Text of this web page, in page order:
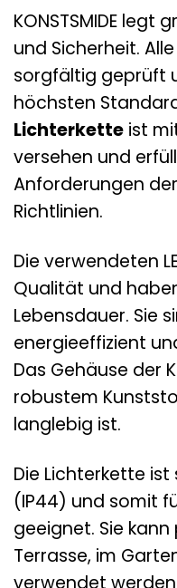
KONSTSMIDE
und Sicherheit.
sorgfältig geprüft
höchsten
Lichterkette ist
versehen und
Anforderungen
Richtlinien.
Die verwendeten
Qualität und
Lebensdauer. Sie
energieeffizient
Das Gehäuse der
robustem
langlebig ist.
Die Lichterkette
(IP44) und somit
geeignet. Sie
Terrasse, im